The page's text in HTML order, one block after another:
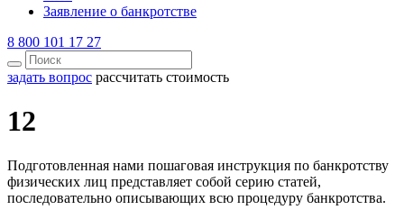
Заявление о банкротстве
8 800 101 17 27
задать вопрос рассчитать стоимость
12
Подготовленная нами пошаговая инструкция по банкротству
физических лиц представляет собой серию статей,
последовательно описывающих всю процедуру банкротства.